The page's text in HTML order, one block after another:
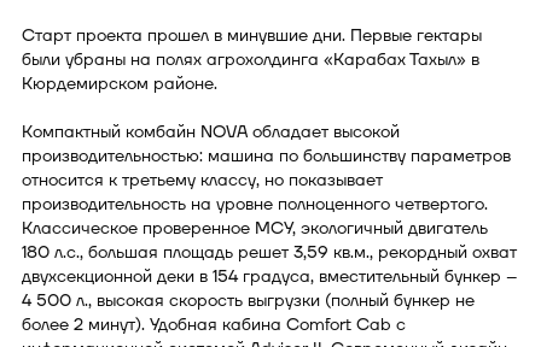
Старт проекта прошел в минувшие дни. Первые гектары
были убраны на полях агрохолдинга «Карабах Тахыл» в
Кюрдемирском районе.
Компактный комбайн NOVA обладает высокой
производительностью: машина по большинству параметров
относится к третьему классу, но показывает
производительность на уровне полноценного четвертого.
Классическое проверенное МСУ, экологичный двигатель
180 л.с., большая площадь решет 3,59 кв.м., рекордный охват
двухсекционной деки в 154 градуса, вместительный бункер –
4 500 л., высокая скорость выгрузки (полный бункер не
более 2 минут). Удобная кабина Comfort Cab с